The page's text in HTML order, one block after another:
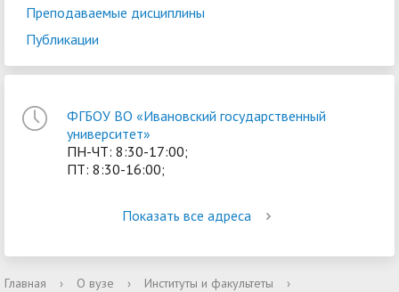
Преподаваемые дисциплины
Публикации
ФГБОУ ВО «Ивановский государственный
университет»
ПН-ЧТ: 8:30-17:00;
ПТ: 8:30-16:00;
Показать все адреса
Главная › О вузе › Институты и факультеты
›